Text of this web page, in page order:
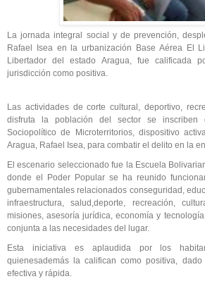
La jornada integral social y de prevención,
Rafael Isea en la urbanización Base Aérea El
Libertador del estado Aragua, fue calificada
jurisdicción como positiva.
Las actividades de corte cultural, deportivo,
disfruta la población del sector se
Sociopolítico de Microterritorios, dispositivo
Aragua, Rafael Isea, para combatir el delito en la
El escenario seleccionado fue la Escuela
donde el Poder Popular se ha reunido
gubernamentales relacionados conseguridad,
infraestructura, salud,deporte, recreación,
misiones, asesoría jurídica, economía y
conjunta a las necesidades del lugar.
Esta iniciativa es aplaudida por los
quienesademás la califican como positiva,
efectiva y rápida.